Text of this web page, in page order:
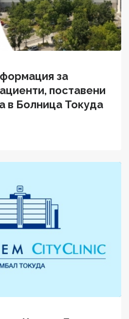
за
поставени
в Болница Токуда